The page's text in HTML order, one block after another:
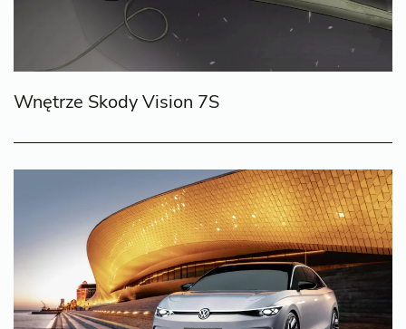
Wnętrze Skody Vision 7S